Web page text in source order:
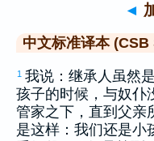
◄
中文标准译本
1 我说：继承人虽然
孩子的时候，与奴仆
管家之下，直到父亲
是这样：我们还是小